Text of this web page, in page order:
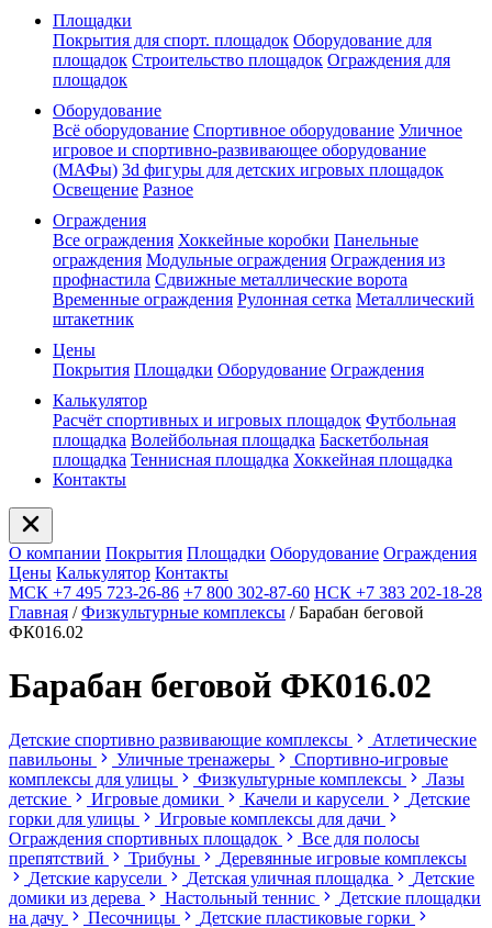
Площадки
Покрытия для спорт. площадок Оборудование для
площадок Строительство площадок Ограждения для
площадок
Оборудование
Всё оборудование Спортивное оборудование Уличное
игровое и спортивно-развивающее оборудование
(МАФы) 3d фигуры для детских игровых площадок
Освещение Разное
Ограждения
Все ограждения Хоккейные коробки Панельные
ограждения Модульные ограждения Ограждения из
профнастила Сдвижные металлические ворота
Временные ограждения Рулонная сетка Металлический
штакетник
Цены
Покрытия Площадки Оборудование Ограждения
Калькулятор
Расчёт спортивных и игровых площадок Футбольная
площадка Волейбольная площадка Баскетбольная
площадка Теннисная площадка Хоккейная площадка
Контакты
О компании Покрытия Площадки Оборудование Ограждения
Цены Калькулятор Контакты
МСК +7 495 723-26-86 +7 800 302-87-60 НСК +7 383 202-18-28
Главная / Физкультурные комплексы / Барабан беговой
ФК016.02
Барабан беговой ФК016.02
Детские спортивно развивающие комплексы
Атлетические
павильоны
Уличные тренажеры
Спортивно-игровые
комплексы для улицы
Физкультурные комплексы
Лазы
детские
Игровые домики Качели и карусели
Детские
горки для улицы
Игровые комплексы для дачи
Ограждения спортивных площадок
Все для полосы
препятствий
Трибуны
Деревянные игровые комплексы
Детские карусели
Детская уличная площадка
Детские
домики из дерева
Настольный теннис
Детские площадки
на дачу
Песочницы Детские пластиковые горки